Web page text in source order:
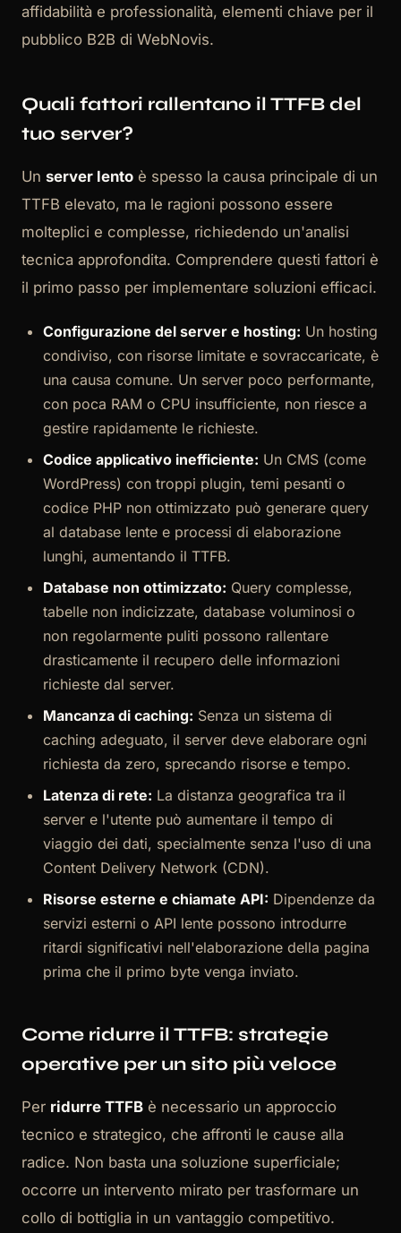
affidabilità e professionalità, elementi chiave per il
pubblico B2B di WebNovis.
Quali fattori rallentano il TTFB del
tuo server?
Un server lento è spesso la causa principale di un
TTFB elevato, ma le ragioni possono essere
molteplici e complesse, richiedendo un'analisi
tecnica approfondita. Comprendere questi fattori è
il primo passo per implementare soluzioni efficaci.
Configurazione del server e hosting: Un hosting
condiviso, con risorse limitate e sovraccaricate, è
una causa comune. Un server poco performante,
con poca RAM o CPU insufficiente, non riesce a
gestire rapidamente le richieste.
Codice applicativo inefficiente: Un CMS (come
WordPress) con troppi plugin, temi pesanti o
codice PHP non ottimizzato può generare query
al database lente e processi di elaborazione
lunghi, aumentando il TTFB.
Database non ottimizzato: Query complesse,
tabelle non indicizzate, database voluminosi o
non regolarmente puliti possono rallentare
drasticamente il recupero delle informazioni
richieste dal server.
Mancanza di caching: Senza un sistema di
caching adeguato, il server deve elaborare ogni
richiesta da zero, sprecando risorse e tempo.
Latenza di rete: La distanza geografica tra il
server e l'utente può aumentare il tempo di
viaggio dei dati, specialmente senza l'uso di una
Content Delivery Network (CDN).
Risorse esterne e chiamate API: Dipendenze da
servizi esterni o API lente possono introdurre
ritardi significativi nell'elaborazione della pagina
prima che il primo byte venga inviato.
Come ridurre il TTFB: strategie
operative per un sito più veloce
Per ridurre TTFB è necessario un approccio
tecnico e strategico, che affronti le cause alla
radice. Non basta una soluzione superficiale;
occorre un intervento mirato per trasformare un
collo di bottiglia in un vantaggio competitivo.